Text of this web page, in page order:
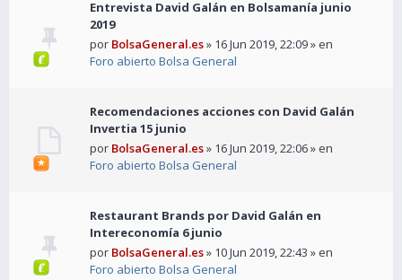
Entrevista David Galán en Bolsamanía junio
2019
por BolsaGeneral.es» 16 Jun 2019, 22:09 » en
Foro abierto Bolsa General
Recomendaciones acciones con David Galán
Invertia 15 junio
por BolsaGeneral.es» 16 Jun 2019, 22:06 » en
Foro abierto Bolsa General
Restaurant Brands por David Galán en
Intereconomía 6 junio
por BolsaGeneral.es» 10 Jun 2019, 22:43 » en
Foro abierto Bolsa General